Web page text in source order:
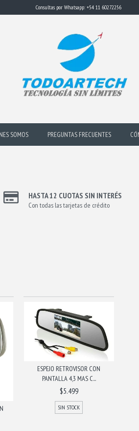
Consultas por Whatsapp: +54 11 60272256
SOMOS PREGUNTAS FRECUENTES
HASTA 12 CUOTAS SIN INTERÉS
Con todas las tarjetas de crédito
ESPEJO RETROVISOR CON
PANTALLA 4,3 MAS C...
$5.499
SIN STOCK